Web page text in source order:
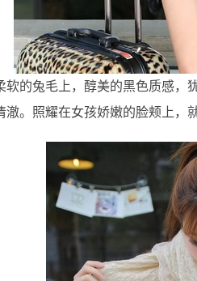
软的兔毛上，醇美的黑色质感，
澈。照耀在女孩娇嫩的脸颊上，